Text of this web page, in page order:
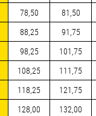
78,50 81,50
88,25 91,75
98,25 101,75
108,25 111,75
118,25 121,75
128,00 132,00